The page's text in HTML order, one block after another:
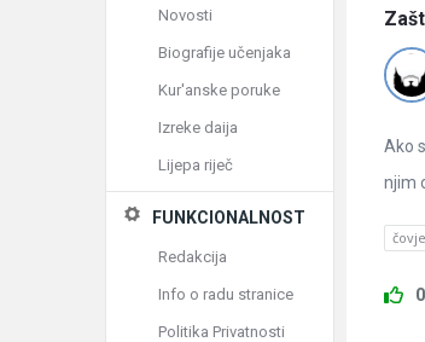
Ako
njim
0
Novosti
Biografije učenjaka
Kur'anske poruke
Izreke daija
Lijepa riječ
FUNKCIONALNOST
Redakcija
Info o radu stranice
Politika Privatnosti